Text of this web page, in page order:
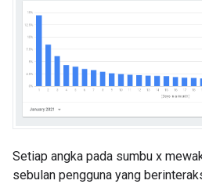
Setiap angka pada sumbu x
sebulan pengguna yang